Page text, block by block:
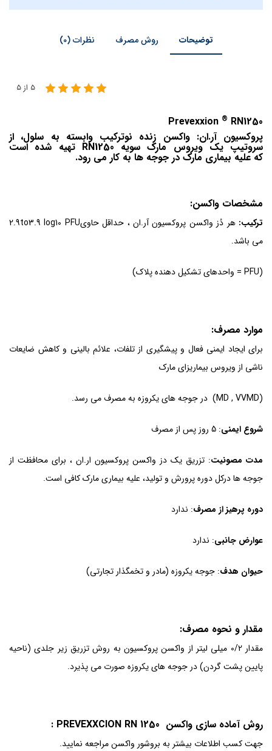
توضیحات روش مصرف نظرات (0)
5 از 5
Prevexxion ® RN1250
پروکسیون آر.ان: واکسن زنده نوترکیب وابسته به سلول، از
سروتیپ یک ویروس مارک سویه RN1250 تهیه شده است
که علیه بیماری مارک در جوجه ها به کار می رود.
مشخصات واکسن:
ترکیب:
هر دُز واکسن پروکسیون آر.ان ، حداقل حاوی2.9to3.9 log10 PFU
می باشد.
(PFU = واحدهای تشکیل دهنده پلاک)
موارد مصرف:
برای ایجاد ایمنی فعال و پیشگیری از تلفات، علائم بالینی و کاهش ضایعات
ناشی از ویروس بیماریزای مارک
(MD , VVMD) در جوجه های یکروزه به مصرف می رسد.
شروع ایمنی: 5 روز پس از مصرف
مدت مصونیت: تزریق یک دز واکسن پروکسیون ار.ان ، برای محافظت از
جوجه ها درکل دوره پرورش و تولید، علیه بیماری مارک کافی است.
دوره پرهیز از مصرف: ندارد
عوارض جانبی: ندارد
حیوان هدف: جوجه یکروزه (مادر و تخمگذار تجارتی)
مقدار و نحوه مصرف:
مقدار 0/2 میلی لیتر از واکسن پروکسیون به روش تزریق زیر جلدی (ناحیه
پایین پشت گردن) در جوجه های یکروزه صورت می پذیرد.
روش آماده سازی واکسن PREVEXXCION RN 1250
:
جهت کسب اطلاعات بیشتر به بروشور واکسن مراجعه نمایید.